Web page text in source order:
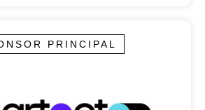
PRINCIPAL